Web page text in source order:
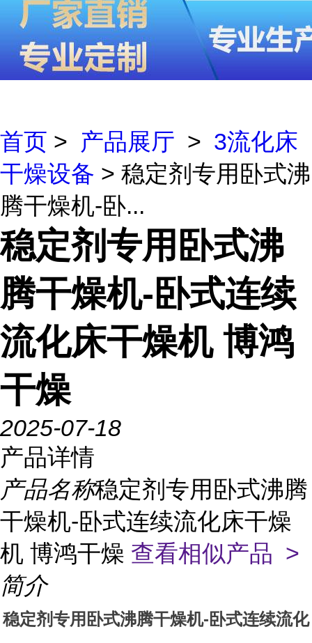
首页 > 产品展厅 > 3流化床
干燥设备 > 稳定剂专用卧式沸
腾干燥机-卧...
稳定剂专用卧式沸
腾干燥机-卧式连续
流化床干燥机 博鸿
干燥
2025-07-18
产品详情
产品名称稳定剂专用卧式沸腾
干燥机-卧式连续流化床干燥
机 博鸿干燥 查看相似产品 >
简介
稳定剂专用卧式沸腾干燥机-卧式连续流化